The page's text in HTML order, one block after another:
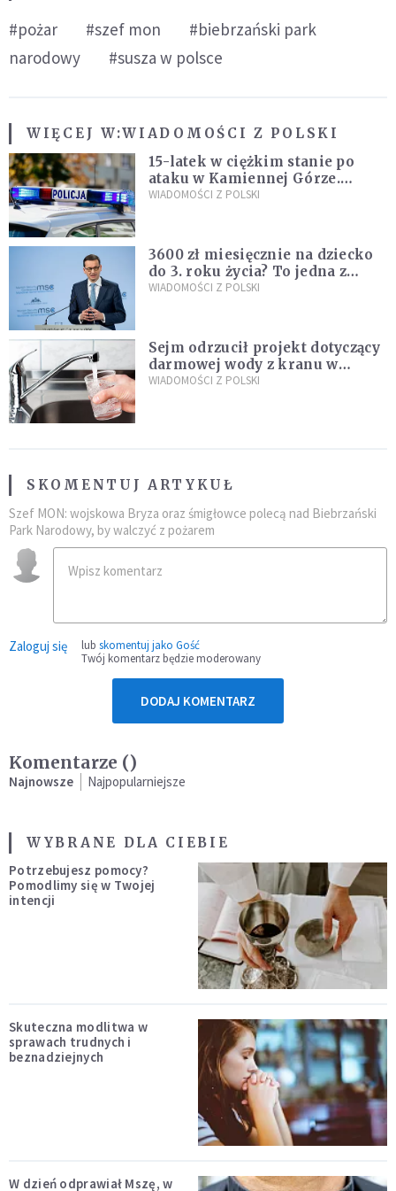
#pożar #szef mon
#biebrzański park
narodowy
#susza w polsce
WIĘCEJ W:WIADOMOŚCI Z POLSKI
15-latek w ciężkim stanie po
ataku w Kamiennej Górze.
Policja zatrzymała dwóch
WIADOMOŚCI Z POLSKI
3600 zł miesięcznie na dziecko
do 3. roku życia? To jedna z
propozycji programu "Rozwój
WIADOMOŚCI Z POLSKI
Sejm odrzucił projekt dotyczący
darmowej wody z kranu w
restauracjach
WIADOMOŚCI Z POLSKI
SKOMENTUJ ARTYKUŁ
Szef MON: wojskowa Bryza oraz śmigłowce polecą nad Biebrzański
Park Narodowy, by walczyć z pożarem
Zaloguj się lub skomentuj jako Gość
Twój komentarz będzie moderowany
DODAJ KOMENTARZ
Komentarze ()
Najnowsze Najpopularniejsze
WYBRANE DLA CIEBIE
Potrzebujesz pomocy?
Pomodlimy się w Twojej
intencji
Skuteczna modlitwa w
sprawach trudnych i
beznadziejnych
W dzień odprawiał Mszę, w